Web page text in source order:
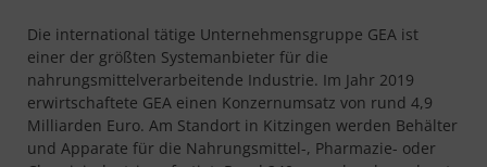
Die international tätige Unternehmensgruppe GEA ist
einer der größten Systemanbieter für die
nahrungsmittelverarbeitende Industrie. Im Jahr 2019
erwirtschaftete GEA einen Konzernumsatz von rund 4,9
Milliarden Euro. Am Standort in Kitzingen werden Behälter
und Apparate für die Nahrungsmittel-, Pharmazie- oder